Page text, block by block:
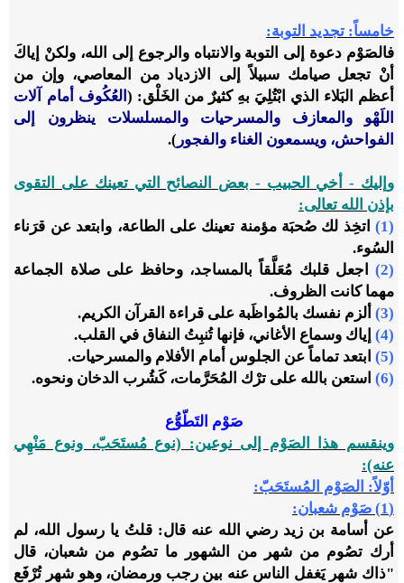
خامساً: تجديد التوبة:
فالصَوْم دعوة إلى التوبة والانتباه والرجوع إلى الله، ولكنْ إياكَ
أنْ تجعل صيامك سبيلاً إلى الازدياد من المعاصي، وإن من
أعظم البَلاء الذي ابْتُلِيَ بهِ كثيرٌ من الخَلْق: ( العُكُوف أمام آلات
اللَهْو والمعازف والمسرحيات والمسلسلات ينظرون إلى
الفواحش، ويسمعون الغناء والفجور ).
وإليك - أخي الحبيب - بعض النصائح التي تعينك على التقوى
بإذن الله تعالى:
(1)
اتخِذ لك صُحبَة مؤمنة تعينك على الطاعة، وابتعد عن قرَناء
السُوء.
(2)
اجعل قلبك مُعَلَّقاً بالمساجد، وحافظ على صلاة الجماعة
مهما كانت الظروف.
(3)
ألزم نفسك بالمُواظَبة على قراءة القرآن الكريم.
(4)
إياك وسماع الأغاني، فإنها تُنبِتُ النفاق في القلب.
(5)
ابتعد تماماً عن الجلوس أمام الأفلام والمسرحيات.
(6)
استعن بالله على ترْك المُحَرَّمات، كَشُرب الدخان ونحوه.
صَوْم التَطّوُّع
وينقسم هذا الصَوْم إلى نوعين: (نوع مُستَحَبّ، ونوع مَنْهِي
عنه):
أوّلاً: الصَوْم المُستَحَبّ:
(1) صَوْم شعبان:
عن أسامة بن زيد رضي الله عنه قال: قلتُ يا رسول الله، لم
أرك تصُوم من شهر من الشهور ما تصُوم من شعبان، قال
"ذاك شهر يَغفل الناس عنه بين رجب ورمضان، وهو شهر تُرْفَع